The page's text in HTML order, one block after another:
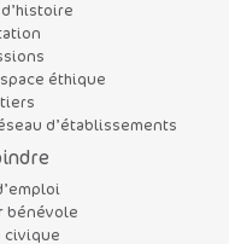
éthique
d’établissements
bénévole
civique